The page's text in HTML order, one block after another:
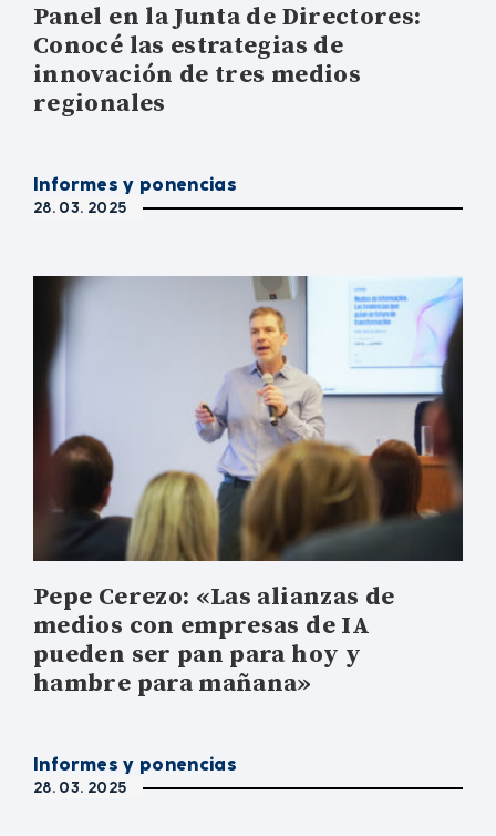
Panel en la Junta de Directores:
Conocé las estrategias de
innovación de tres medios
regionales
Informes y ponencias
28. 03. 2025
Pepe Cerezo: «Las alianzas de
medios con empresas de IA
pueden ser pan para hoy y
hambre para mañana»
Informes y ponencias
28. 03. 2025